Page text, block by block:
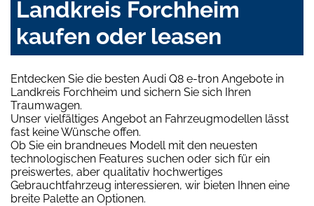
Landkreis Forchheim
kaufen oder leasen
Entdecken Sie die besten Audi Q8 e-tron Angebote in
Landkreis Forchheim und sichern Sie sich Ihren
Traumwagen.
Unser vielfältiges Angebot an Fahrzeugmodellen lässt
fast keine Wünsche offen.
Ob Sie ein brandneues Modell mit den neuesten
technologischen Features suchen oder sich für ein
preiswertes, aber qualitativ hochwertiges
Gebrauchtfahrzeug interessieren, wir bieten Ihnen eine
breite Palette an Optionen.